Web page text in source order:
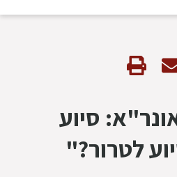
סיוע
לטרור?"